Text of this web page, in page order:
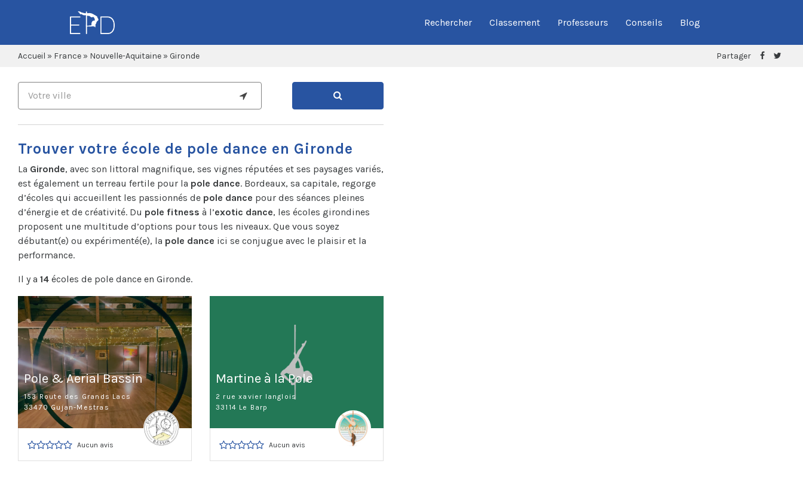
Rechercher Classement Professeurs Conseils Blog
Accueil » France » Nouvelle-Aquitaine » Gironde Partager
Trouver votre école de pole dance en Gironde
La Gironde, avec son littoral magnifique, ses vignes réputées et ses paysages variés,
est également un terreau fertile pour la pole dance. Bordeaux, sa capitale, regorge
d’écoles qui accueillent les passionnés de pole dance pour des séances pleines
d’énergie et de créativité. Du pole fitness à l’exotic dance, les écoles girondines
proposent une multitude d’options pour tous les niveaux. Que vous soyez
débutant(e) ou expérimenté(e), la pole dance ici se conjugue avec le plaisir et la
performance.
Il y a 14 écoles de pole dance en Gironde.
Pole & Aerial Bassin
153 Route des Grands Lacs
33470 Gujan-Mestras
Aucun avis
Martine à la Pole
2 rue xavier langlois
33114 Le Barp
Aucun avis